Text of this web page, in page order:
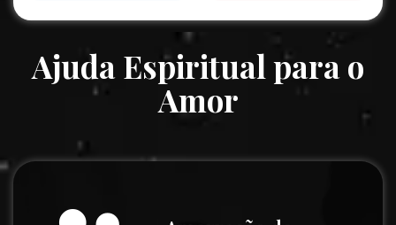
Ajuda Espiritual para o
Amor